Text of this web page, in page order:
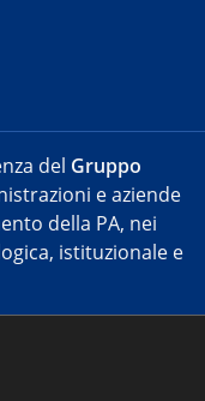
del Gruppo
e aziende
della PA, nei
istituzionale e